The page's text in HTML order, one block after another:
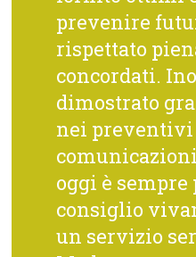
prevenire
rispettato
concordati.
dimostrato
nei preventivi
oggi è sempre
consiglio
un servizio